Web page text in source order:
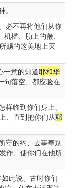
必不再将他们从你
槛、肋上的鞭、
的这美地上灭
一意的知道耶和华
落空、都应验在
临到你们身上、
、直到把你们从耶
守的约、去事奉别
作、使你们在他所
此说、古时你们